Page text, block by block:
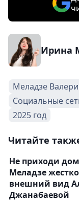
Ирина
Меладзе
Социальные
2025 год
Читайте
Не приходи
Меладзе
внешний вид
Джанабаевой